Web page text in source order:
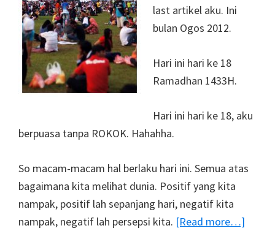
last artikel aku. Ini
bulan Ogos 2012.
Hari ini hari ke 18
Ramadhan 1433H.
Hari ini hari ke 18, aku
berpuasa tanpa ROKOK. Hahahha.
So macam-macam hal berlaku hari ini. Semua atas
bagaimana kita melihat dunia. Positif yang kita
nampak, positif lah sepanjang hari, negatif kita
nampak, negatif lah persepsi kita. [Read more…]